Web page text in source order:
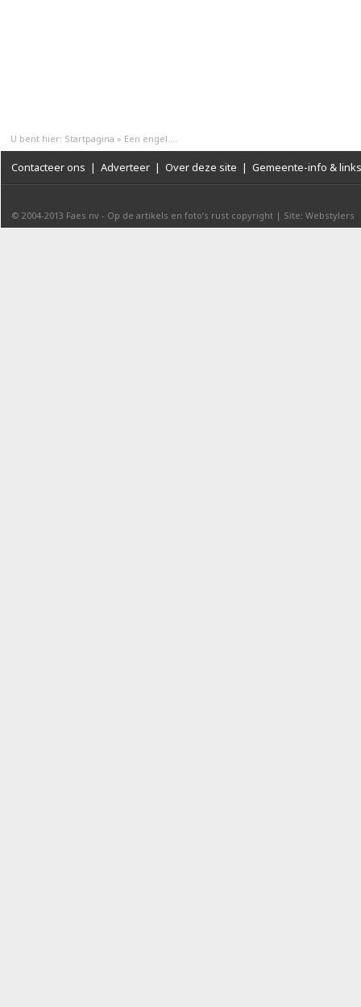
U bent hier: Startpagina » Een engel....
Contacteer ons | Adverteer | Over deze site | Gemeente-info & links
© 2004-2013 Faes nv - Op de artikels en foto’s rust copyright | Site: Webstylers